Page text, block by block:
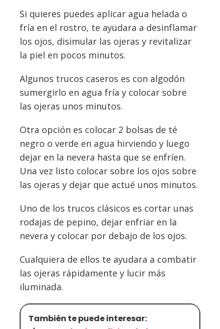
Si quieres puedes aplicar agua helada o
fría en el rostro, te ayudara a desinflamar
los ojos, disimular las ojeras y revitalizar
la piel en pocos minutos.
Algunos trucos caseros es con algodón
sumergirlo en agua fría y colocar sobre
las ojeras unos minutos.
Otra opción es colocar 2 bolsas de té
negro o verde en agua hirviendo y luego
dejar en la nevera hasta que se enfríen.
Una vez listo colocar sobre los ojos sobre
las ojeras y dejar que actué unos minutos.
Uno de los trucos clásicos es cortar unas
rodajas de pepino, dejar enfriar en la
nevera y colocar por debajo de los ojos.
Cualquiera de ellos te ayudara a combatir
las ojeras rápidamente y lucir más
iluminada.
También te puede interesar: